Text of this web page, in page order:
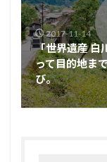
2017-11-14
「世界遺産 白
って目的地ま
び。